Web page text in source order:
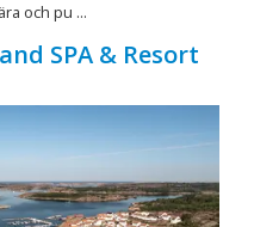
och pu ...
SPA & Resort